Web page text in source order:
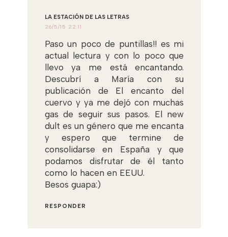
LA ESTACIÓN DE LAS LETRAS
26/5/15 22:11
Paso un poco de puntillas!! es mi
actual lectura y con lo poco que
llevo ya me está encantando.
Descubrí a María con su
publicación de El encanto del
cuervo y ya me dejó con muchas
gas de seguir sus pasos. El new
dult es un género que me encanta
y espero que termine de
consolidarse en España y que
podamos disfrutar de él tanto
como lo hacen en EEUU.
Besos guapa:)
RESPONDER